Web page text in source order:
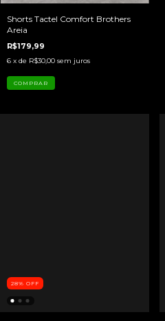
Shorts Tactel Comfort Brothers
Areia
R$179,99
6 x de R$30,00 sem juros
COMPRAR
28% OFF